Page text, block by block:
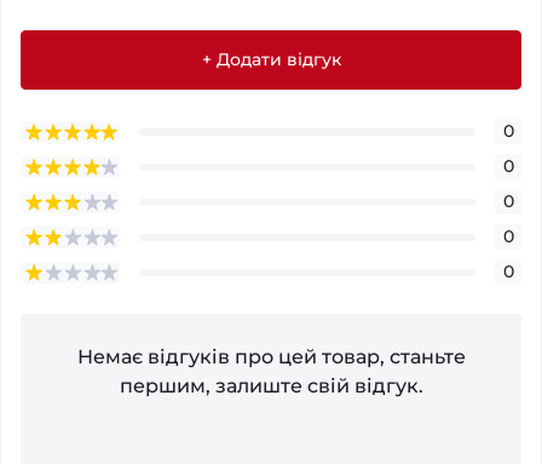
+ Додати відгук
0
0
0
0
0
Немає відгуків про цей товар, станьте
першим, залиште свій відгук.